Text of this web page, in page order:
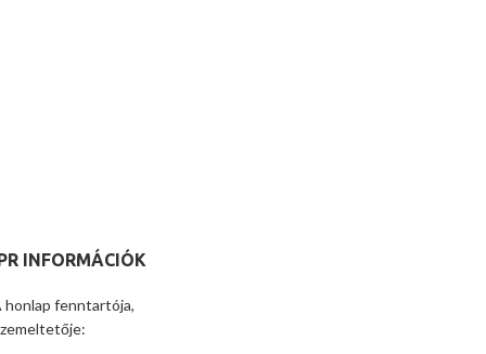
INFORMÁCIÓK
honlap fenntartója,